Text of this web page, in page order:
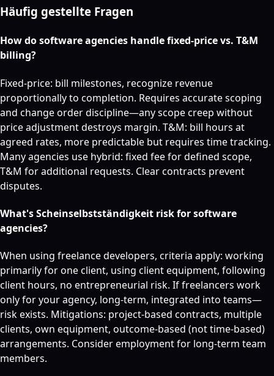
Häufig gestellte Fragen
How do software agencies handle fixed-price vs. T&M
billing?
Fixed-price: bill milestones, recognize revenue
proportionally to completion. Requires accurate scoping
and change order discipline—any scope creep without
price adjustment destroys margin. T&M: bill hours at
agreed rates, more predictable but requires time tracking.
Many agencies use hybrid: fixed fee for defined scope,
T&M for additional requests. Clear contracts prevent
disputes.
What's Scheinselbstständigkeit risk for software
agencies?
When using freelance developers, criteria apply: working
primarily for one client, using client equipment, following
client hours, no entrepreneurial risk. If freelancers work
only for your agency, long-term, integrated into teams—
risk exists. Mitigations: project-based contracts, multiple
clients, own equipment, outcome-based (not time-based)
arrangements. Consider employment for long-term team
members.